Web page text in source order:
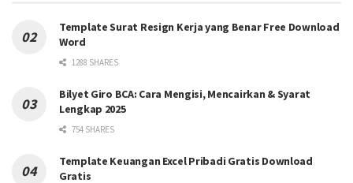
Template Surat Resign Kerja yang Benar Free Download
Word
1288 SHARES
Bilyet Giro BCA: Cara Mengisi, Mencairkan & Syarat
Lengkap 2025
754 SHARES
Template Keuangan Excel Pribadi Gratis Download
Gratis